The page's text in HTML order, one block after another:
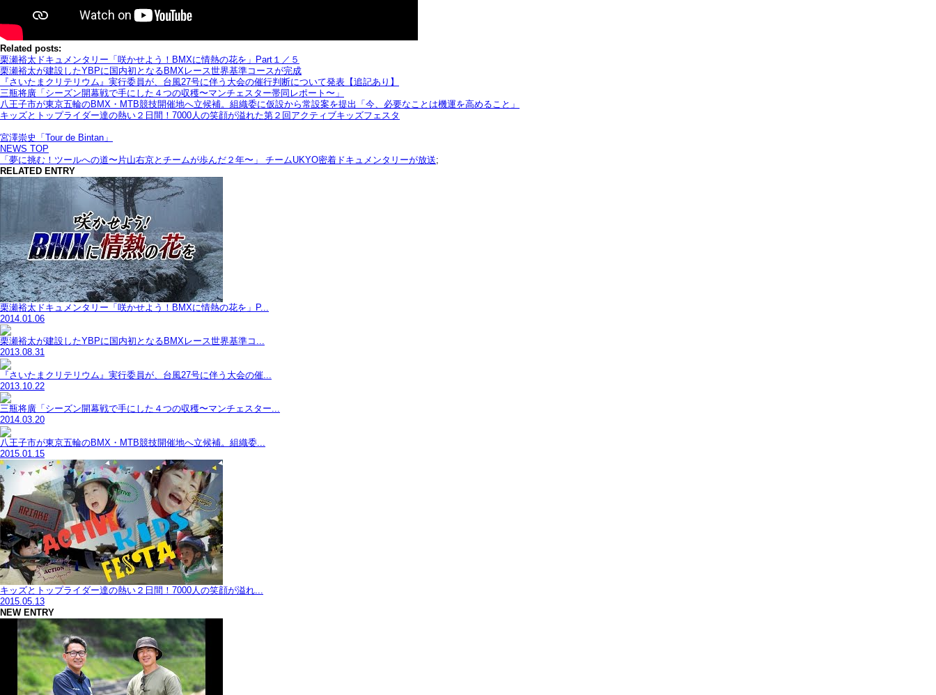
Related posts:
栗瀬裕太ドキュメンタリー「咲かせよう！BMXに情熱の花を」Part１／５
栗瀬裕太が建設したYBPに国内初となるBMXレース世界基準コースが完成
『さいたまクリテリウム』実行委員が、台風27号に伴う大会の催行判断について発表【追記あり】
三瓶将廣「シーズン開幕戦で手にした４つの収穫〜マンチェスター帯同レポート〜」
八王子市が東京五輪のBMX・MTB競技開催地へ立候補。組織委に仮設から常設案を提出「今、必要なことは機運を高めること」
キッズとトップライダー達の熱い２日間！7000人の笑顔が溢れた第２回アクティブキッズフェスタ
宮澤崇史「Tour de Bintan」
NEWS TOP
「夢に挑む！ツールへの道〜片山右京とチームが歩んだ２年〜」 チームUKYO密着ドキュメンタリーが放送;
RELATED ENTRY
栗瀬裕太ドキュメンタリー「咲かせよう！BMXに情熱の花を」P...
2014.01.06
栗瀬裕太が建設したYBPに国内初となるBMXレース世界基準コ...
2013.08.31
『さいたまクリテリウム』実行委員が、台風27号に伴う大会の催...
2013.10.22
三瓶将廣「シーズン開幕戦で手にした４つの収穫〜マンチェスター...
2014.03.20
八王子市が東京五輪のBMX・MTB競技開催地へ立候補。組織委...
2015.01.15
キッズとトップライダー達の熱い２日間！7000人の笑顔が溢れ...
2015.05.13
NEW ENTRY